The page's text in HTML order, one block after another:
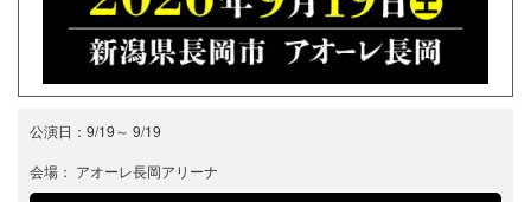
公演日： 9/19～ 9/19
会場： アオーレ長岡アリーナ